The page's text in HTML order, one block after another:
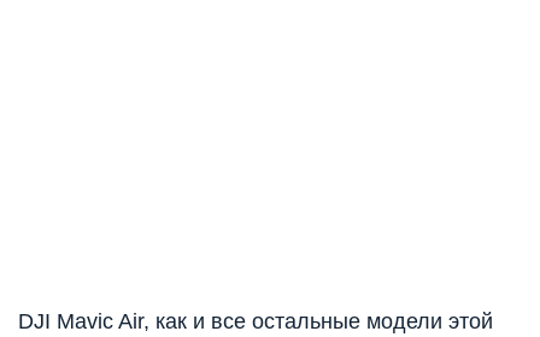
DJI Mavic Air, как и все остальные модели этой